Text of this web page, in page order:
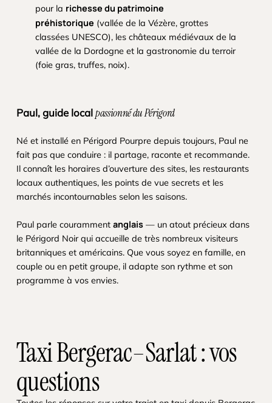
pour la richesse du patrimoine
préhistorique (vallée de la Vézère, grottes
classées UNESCO), les châteaux médiévaux de la
vallée de la Dordogne et la gastronomie du terroir
(foie gras, truffes, noix).
Paul, guide localpassionné du Périgord
Né et installé en Périgord Pourpre depuis toujours, Paul ne
fait pas que conduire : il partage, raconte et recommande.
Il connaît les horaires d’ouverture des sites, les restaurants
locaux authentiques, les points de vue secrets et les
marchés incontournables selon les saisons.
Paul parle couramment anglais— un atout précieux dans
le Périgord Noir qui accueille de très nombreux visiteurs
britanniques et américains. Que vous soyez en famille, en
couple ou en petit groupe, il adapte son rythme et son
programme à vos envies.
Taxi Bergerac–Sarlat : vos
questions